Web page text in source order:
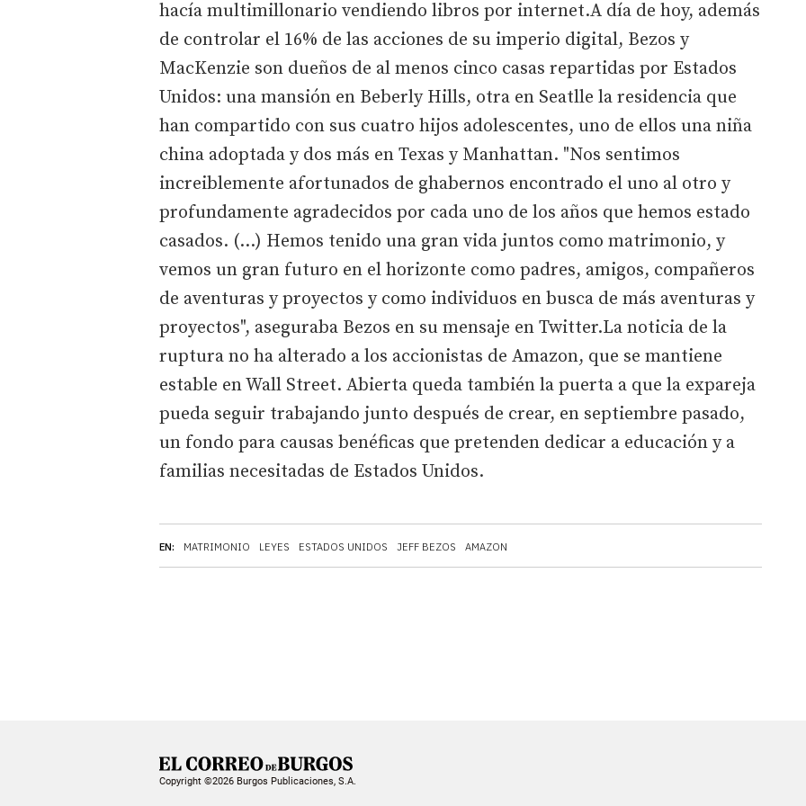
EN: MATRIMONIO LEYES ESTADOS UNIDOS JEFF BEZOS AMAZON
hacía multimillonario vendiendo libros por internet.A día de hoy, además
de controlar el 16% de las acciones de su imperio digital, Bezos y
MacKenzie son dueños de al menos cinco casas repartidas por Estados
Unidos: una mansión en Beberly Hills, otra en Seatlle la residencia que
han compartido con sus cuatro hijos adolescentes, uno de ellos una niña
china adoptada y dos más en Texas y Manhattan. "Nos sentimos
increiblemente afortunados de ghabernos encontrado el uno al otro y
profundamente agradecidos por cada uno de los años que hemos estado
casados. (...) Hemos tenido una gran vida juntos como matrimonio, y
vemos un gran futuro en el horizonte como padres, amigos, compañeros
de aventuras y proyectos y como individuos en busca de más aventuras y
proyectos", aseguraba Bezos en su mensaje en Twitter.La noticia de la
ruptura no ha alterado a los accionistas de Amazon, que se mantiene
estable en Wall Street. Abierta queda también la puerta a que la expareja
pueda seguir trabajando junto después de crear, en septiembre pasado,
un fondo para causas benéficas que pretenden dedicar a educación y a
familias necesitadas de Estados Unidos.
Copyright ©2026 Burgos Publicaciones, S.A.